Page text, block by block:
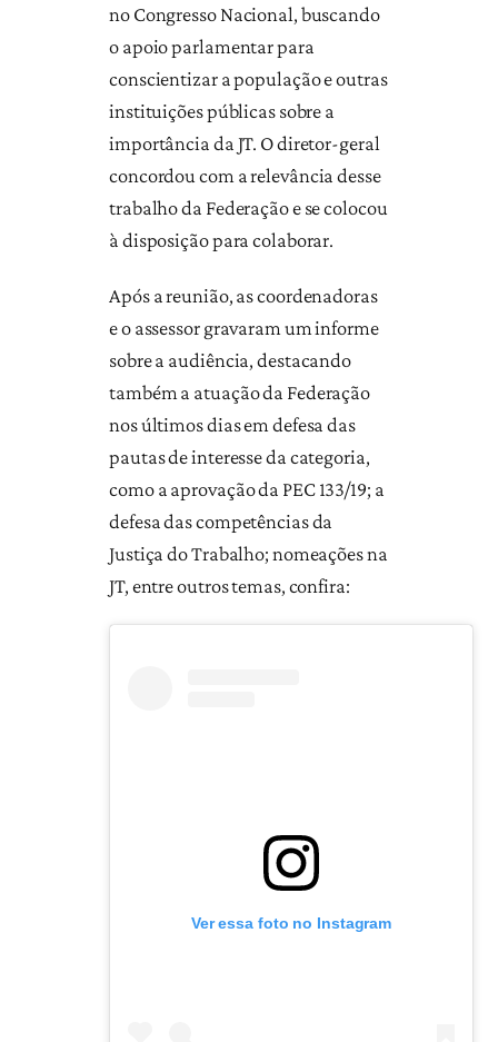
no Congresso Nacional, buscando
o apoio parlamentar para
conscientizar a população e outras
instituições públicas sobre a
importância da JT. O diretor-geral
concordou com a relevância desse
trabalho da Federação e se colocou
à disposição para colaborar.
Após a reunião, as coordenadoras
e o assessor gravaram um informe
sobre a audiência, destacando
também a atuação da Federação
nos últimos dias em defesa das
pautas de interesse da categoria,
como a aprovação da PEC 133/19; a
defesa das competências da
Justiça do Trabalho; nomeações na
JT, entre outros temas, confira:
Ver essa foto no Instagram